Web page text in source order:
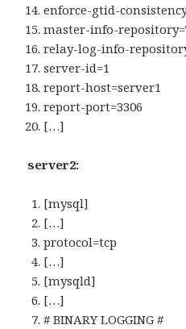
enforce-gtid-
master-info-
relay-log-info-
server-id=1
report-host=server1
report-port=3306
[…]
server2:
[mysql]
[…]
protocol=tcp
[…]
[mysqld]
[…]
# BINARY LOGGING #